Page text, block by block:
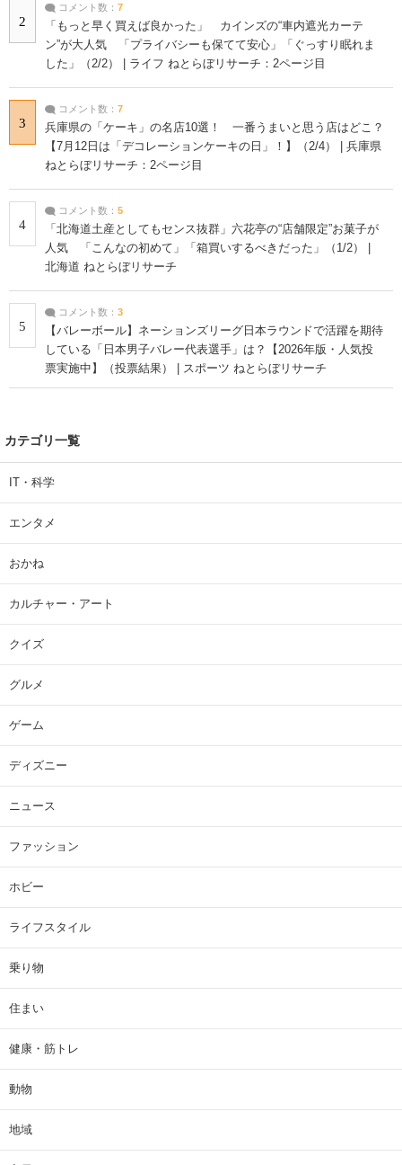
2
コメント数： 7
「もっと早く買えば良かった」 カインズの“車内遮光カーテ
ン”が大人気 「プライバシーも保てて安心」「ぐっすり眠れま
した」（2/2） | ライフ ねとらぼリサーチ：2ページ目
3
コメント数： 7
兵庫県の「ケーキ」の名店10選！ 一番うまいと思う店はどこ？
【7月12日は「デコレーションケーキの日」！】（2/4） | 兵庫県
ねとらぼリサーチ：2ページ目
4
コメント数： 5
「北海道土産としてもセンス抜群」六花亭の“店舗限定”お菓子が
人気 「こんなの初めて」「箱買いするべきだった」（1/2） |
北海道 ねとらぼリサーチ
5
コメント数： 3
【バレーボール】ネーションズリーグ日本ラウンドで活躍を期待
している「日本男子バレー代表選手」は？【2026年版・人気投
票実施中】（投票結果） | スポーツ ねとらぼリサーチ
カテゴリ一覧
IT・科学
エンタメ
おかね
カルチャー・アート
クイズ
グルメ
ゲーム
ディズニー
ニュース
ファッション
ホビー
ライフスタイル
乗り物
住まい
健康・筋トレ
動物
地域